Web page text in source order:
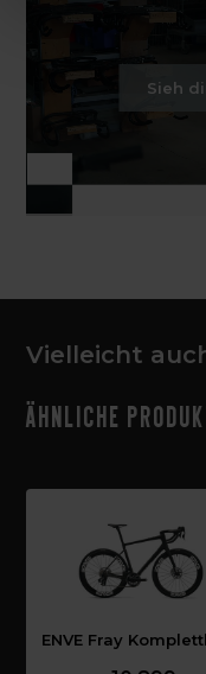
Sieh
Vielleicht
Ähnliche
ENVE Fray